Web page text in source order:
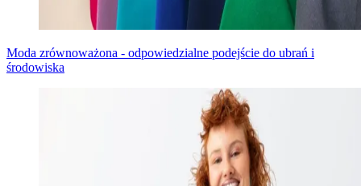
Moda zrównoważona - odpowiedzialne podejście do ubrań i
środowiska